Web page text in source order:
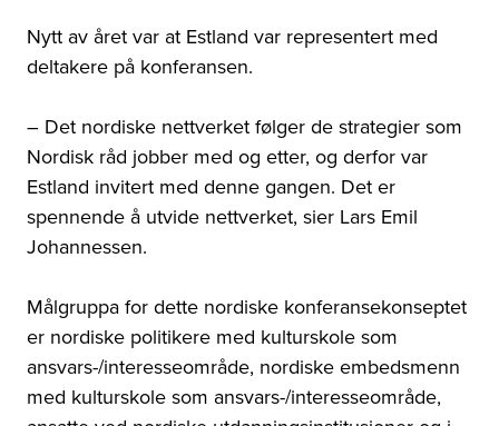
Nytt av året var at Estland var representert med
deltakere på konferansen.
– Det nordiske nettverket følger de strategier som
Nordisk råd jobber med og etter, og derfor var
Estland invitert med denne gangen. Det er
spennende å utvide nettverket, sier Lars Emil
Johannessen.
Målgruppa for dette nordiske konferansekonseptet
er nordiske politikere med kulturskole som
ansvars-/interesseområde, nordiske embedsmenn
med kulturskole som ansvars-/interesseområde,